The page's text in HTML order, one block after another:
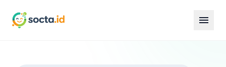
menu